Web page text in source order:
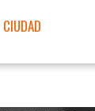
CIUDAD